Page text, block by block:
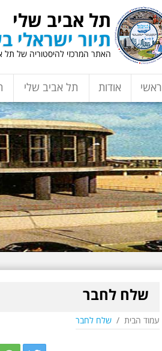
תל אביב שלי
תיור ישראלי
האתר המרכזי להיסטוריה של תל
ראשי אודות תל אביב שלי
שלח לחבר
עמוד הבית / שלח לחבר